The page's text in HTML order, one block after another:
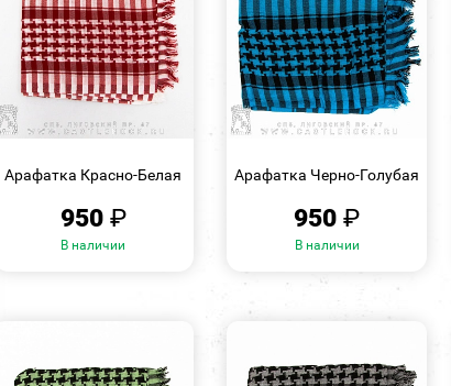
Арафатка Красно-Белая
950 ₽
В наличии
Арафатка Черно-Голубая
950₽
В наличии